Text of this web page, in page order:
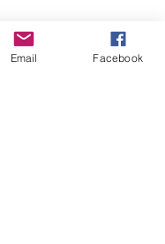
Email Facebook